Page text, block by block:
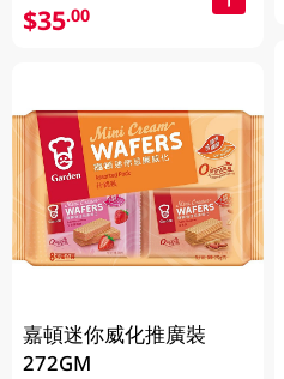
$35.00
嘉頓迷你威化推廣裝
272GM